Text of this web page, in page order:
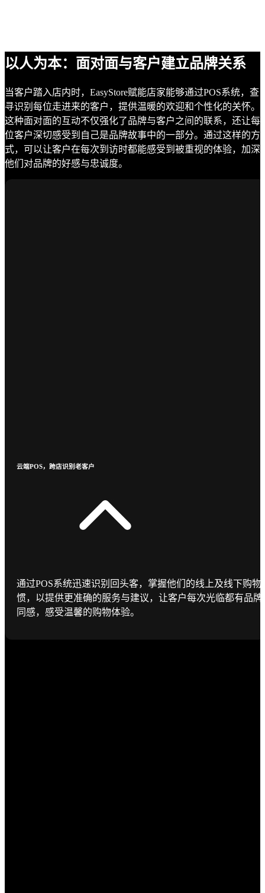
以人为本：面对面与客户建立品牌关系
当客户踏入店内时，EasyStore赋能店家能够通过POS系统，查
寻识别每位走进来的客户，提供温暖的欢迎和个性化的关怀。
这种面对面的互动不仅强化了品牌与客户之间的联系，还让每
位客户深切感受到自己是品牌故事中的一部分。通过这样的方
式，可以让客户在每次到访时都能感受到被重视的体验，加深
他们对品牌的好感与忠诚度。
云端POS，跨店识别老客户
通过POS系统迅速识别回头客，掌握他们的线上及线下购物
惯，以提供更准确的服务与建议，让客户每次光临都有品牌
同感，感受温馨的购物体验。